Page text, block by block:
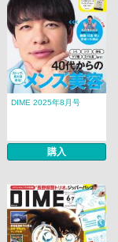
DIME 2025年8月号
購入